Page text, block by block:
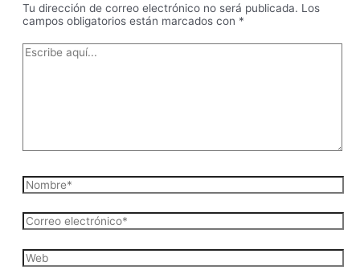
Tu dirección de correo electrónico no será publicada. Los
campos obligatorios están marcados con *
Escribe
Nombre*
Correo
electrónico*
Web